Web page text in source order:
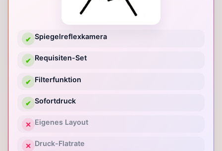
✔ Spiegelreflexkamera
✔ Requisiten-Set
✔ Filterfunktion
✔ Sofortdruck
✕ Eigenes Layout
✕ Druck-Flatrate